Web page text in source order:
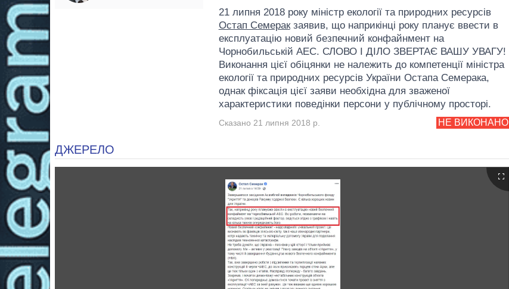
21 липня 2018 року міністр екології та природних ресурсів
Остап Семеракзаявив, що наприкінці року планує ввести в
експлуатацію новий безпечний конфайнмент на
Чорнобильській АЕС. СЛОВО І ДІЛО ЗВЕРТАЄ ВАШУ УВАГУ!
Виконання цієї обіцянки не належить до компетенції міністра
екології та природних ресурсів України Остапа Семерака,
однак фіксація цієї заяви необхідна для зваженої
характеристики поведінки персони у публічному просторі.
НЕ ВИКОНАНО
Сказано 21 липня 2018 р.
ДЖЕРЕЛО